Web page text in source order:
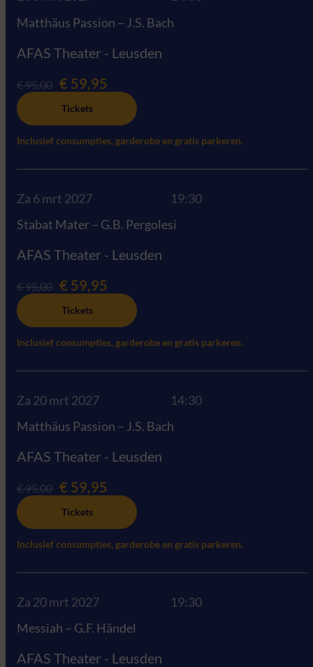
Matthäus Passion – J.S. Bach
AFAS Theater - Leusden
€ 95,00 € 59,95
Tickets
Inclusief consumpties, garderobe en gratis parkeren.
Za 6 mrt 2027
19:30
Stabat Mater – G.B. Pergolesi
AFAS Theater - Leusden
€ 95,00 € 59,95
Tickets
Inclusief consumpties, garderobe en gratis parkeren.
Za 20 mrt 2027
14:30
Matthäus Passion – J.S. Bach
AFAS Theater - Leusden
€ 95,00 € 59,95
Tickets
Inclusief consumpties, garderobe en gratis parkeren.
Za 20 mrt 2027
19:30
Messiah – G.F. Händel
AFAS Theater - Leusden